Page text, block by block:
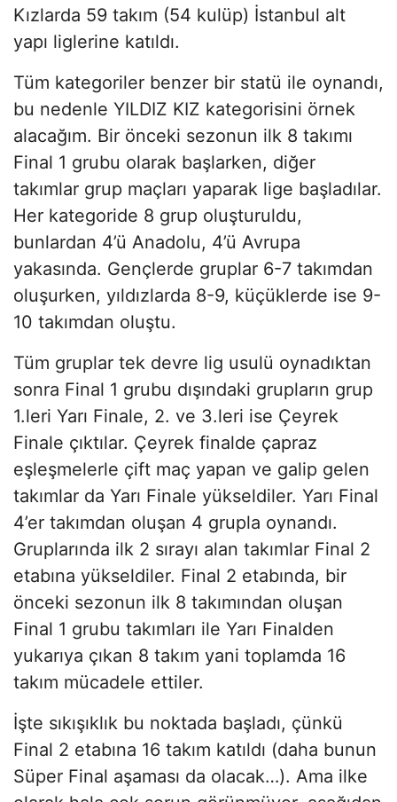
Kızlarda 59 takım (54 kulüp) İstanbul alt
yapı liglerine katıldı.
Tüm kategoriler benzer bir statü ile oynandı,
bu nedenle YILDIZ KIZ kategorisini örnek
alacağım. Bir önceki sezonun ilk 8 takımı
Final 1 grubu olarak başlarken, diğer
takımlar grup maçları yaparak lige başladılar.
Her kategoride 8 grup oluşturuldu,
bunlardan 4’ü Anadolu, 4’ü Avrupa
yakasında. Gençlerde gruplar 6-7 takımdan
oluşurken, yıldızlarda 8-9, küçüklerde ise 9-
10 takımdan oluştu.
Tüm gruplar tek devre lig usulü oynadıktan
sonra Final 1 grubu dışındaki grupların grup
1.leri Yarı Finale, 2. ve 3.leri ise Çeyrek
Finale çıktılar. Çeyrek finalde çapraz
eşleşmelerle çift maç yapan ve galip gelen
takımlar da Yarı Finale yükseldiler. Yarı Final
4’er takımdan oluşan 4 grupla oynandı.
Gruplarında ilk 2 sırayı alan takımlar Final 2
etabına yükseldiler. Final 2 etabında, bir
önceki sezonun ilk 8 takımından oluşan
Final 1 grubu takımları ile Yarı Finalden
yukarıya çıkan 8 takım yani toplamda 16
takım mücadele ettiler.
İşte sıkışıklık bu noktada başladı, çünkü
Final 2 etabına 16 takım katıldı (daha bunun
Süper Final aşaması da olacak…). Ama ilke